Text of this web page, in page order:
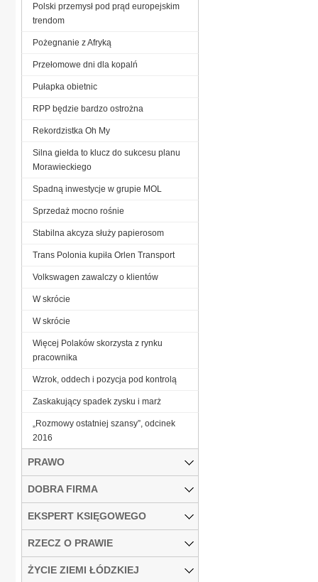
Polski przemysł pod prąd europejskim
trendom
Pożegnanie z Afryką
Przełomowe dni dla kopalń
Pułapka obietnic
RPP będzie bardzo ostrożna
Rekordzistka Oh My
Silna giełda to klucz do sukcesu planu
Morawieckiego
Spadną inwestycje w grupie MOL
Sprzedaż mocno rośnie
Stabilna akcyza służy papierosom
Trans Polonia kupiła Orlen Transport
Volkswagen zawalczy o klientów
W skrócie
W skrócie
Więcej Polaków skorzysta z rynku
pracownika
Wzrok, oddech i pozycja pod kontrolą
Zaskakujący spadek zysku i marż
„Rozmowy ostatniej szansy”, odcinek
2016
PRAWO
DOBRA FIRMA
EKSPERT KSIĘGOWEGO
RZECZ O PRAWIE
ŻYCIE ZIEMI ŁÓDZKIEJ